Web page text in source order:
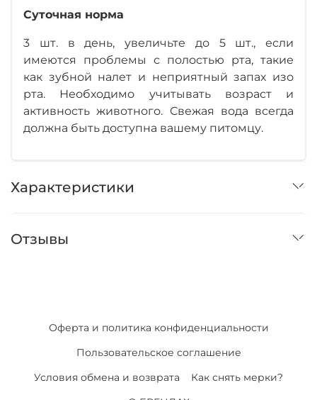
Суточная норма
3 шт. в день, увеличьте до 5 шт., если
имеются проблемы с полостью рта, такие
как зубной налет и неприятный запах изо
рта. Необходимо учитывать возраст и
активность животного. Свежая вода всегда
должна быть доступна вашему питомцу.
Характеристики
Отзывы
Оферта и политика конфиденциальности
Пользовательское соглашение
Условия обмена и возврата
Как снять мерки?